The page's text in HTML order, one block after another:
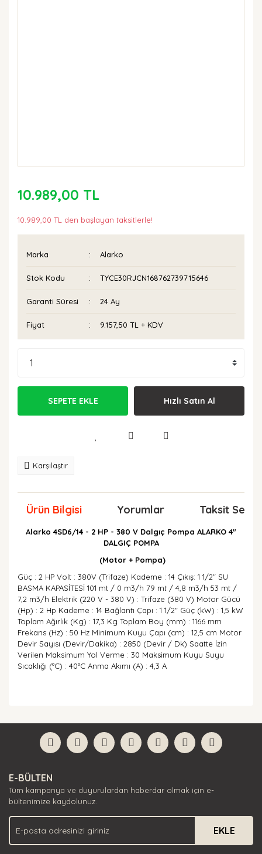
10.989,00 TL
10.989,00 TL den başlayan taksitlerle!
Marka Alarko
Stok Kodu TYCE30RJCN168762739715646
Garanti Süresi 24 Ay
Fiyat 9.157,50 TL + KDV
SEPETE EKLE Hızlı Satın Al
Karşılaştır
Ürün Bilgisi Yorumlar Taksit
Alarko 4SD6/14 - 2 HP - 380 V Dalgıç Pompa ALARKO 4"
DALGIÇ POMPA
(Motor + Pompa)
Güç : 2 HP Volt : 380V (Trifaze) Kademe : 14 Çıkış: 1 1/2" SU
BASMA KAPASİTESİ 101 mt / 0 m3/h 79 mt / 4,8 m3/h 53 mt /
7,2 m3/h Elektrik (220 V - 380 V) : Trifaze (380 V) Motor Gücü
(Hp) : 2 Hp Kademe : 14 Bağlantı Çapı : 1 1/2" Güç (kW) : 1,5 kW
Toplam Ağırlık (Kg) : 17,3 Kg Toplam Boy (mm) : 1166 mm
Frekans (Hz) : 50 Hz Minimum Kuyu Çapı (cm) : 12,5 cm Motor
Devir Sayısı (Devir/Dakika) : 2850 (Devir / Dk) Saatte İzin
Verilen Maksimum Yol Verme : 30 Maksimum Kuyu Suyu
Sıcaklığı (ºC) : 40ºC Anma Akımı (A) : 4,3 A
Yorum Yaz
formunu kullanarak tarafımıza iletebilirsiniz.
Görüş ve önerileriniz için teşekkür ederiz.
Ürün açıklamasında eksik bilgiler bulunuyor.
Ürün bilgilerinde hatalar bulunuyor.
Ürün fiyatı diğer sitelerden daha pahalı.
Bu ürüne benzer farklı alternatifler olmalı.
E-BÜLTEN
Tüm kampanya ve duyurulardan haberdar olmak için e-
bültenimize kaydolunuz.
EKLE